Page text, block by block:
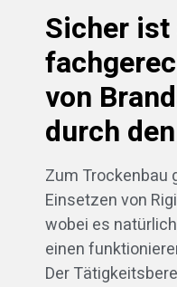
Sicher
von
durch
Zum Trockenbau
Einsetzen von
wobei es
einen
Der